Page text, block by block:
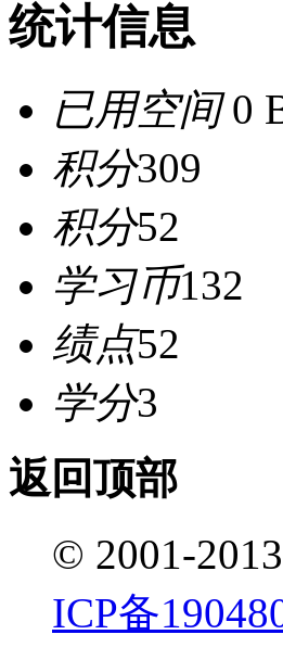
统计信息
已用空间0
积分309
积分52
学习币132
绩点52
学分3
返回顶部
© 2001-2013
ICP备